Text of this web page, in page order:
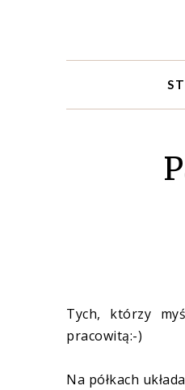
Tych, którzy
pracowitą:-)
Na półkach